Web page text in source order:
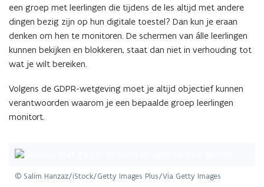
© Salim Hanzaz/iStock/Getty Images Plus/Via Getty Images
een groep met leerlingen die tijdens de les altijd met andere
dingen bezig zijn op hun digitale toestel? Dan kun je eraan
denken om hen te monitoren. De schermen van álle leerlingen
kunnen bekijken en blokkeren, staat dan niet in verhouding tot
wat je wilt bereiken.
Volgens de GDPR-wetgeving moet je altijd objectief kunnen
verantwoorden waarom je een bepaalde groep leerlingen
monitort.